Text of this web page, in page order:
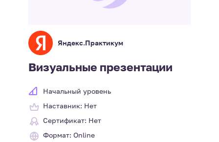
Яндекс.Практикум
Визуальные презентации
Начальный уровень
Наставник: Нет
Сертификат: Нет
Формат: Online